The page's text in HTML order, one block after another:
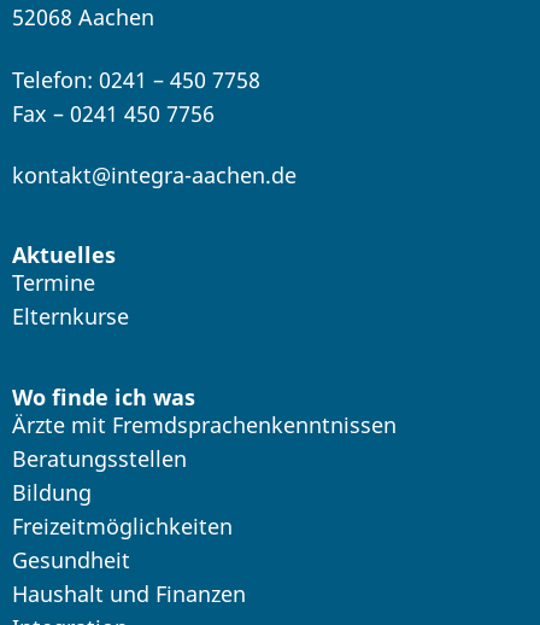
52068 Aachen
Telefon: 0241 – 450 7758
Fax – 0241 450 7756
kontakt@integra-aachen.de
Aktuelles
Termine
Elternkurse
Wo finde ich was
Ärzte mit Fremdsprachenkenntnissen
Beratungsstellen
Bildung
Freizeitmöglichkeiten
Gesundheit
Haushalt und Finanzen